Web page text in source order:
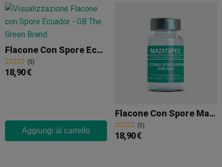
Flacone Con Spore Ecuador
(5)
18,90 €
Aggiungi al carrello
Flacone Con Spore Mazatapec
(5)
18,90 €